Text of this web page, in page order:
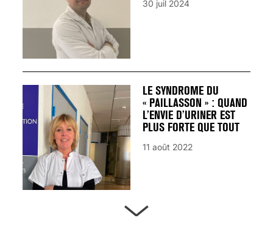
30 juil 2024
LE SYNDROME DU
« PAILLASSON » : QUAND
L’ENVIE D’URINER EST
PLUS FORTE QUE TOUT
11 août 2022